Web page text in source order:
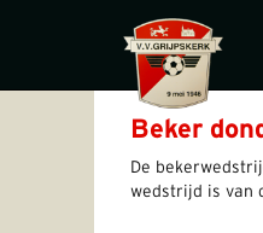
Beker
De
wedstrijd is van